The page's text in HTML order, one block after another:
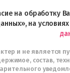
на обработку
на
и не является
состав,